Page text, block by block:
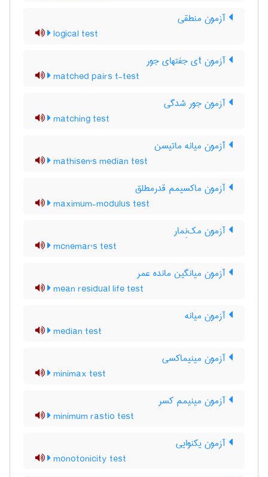
آزمون منطقی
logical test
آزمون tی جفتهای جور
matched pairs t-test
آزمون جور شدگی
matching test
آزمون میانه ماتیسن
mathisen's median test
آزمون ماکسیمم قدرمطلق
maximum-modulus test
آزمون مک‌نِمار
mcnemar's test
آزمون میانگین مانده عمر
mean residual life test
آزمون میانه
median test
آزمون مینیماکسی
minimax test
آزمون مینیمم کسر
minimum rastio test
آزمون یکنوایی
monotonicity test